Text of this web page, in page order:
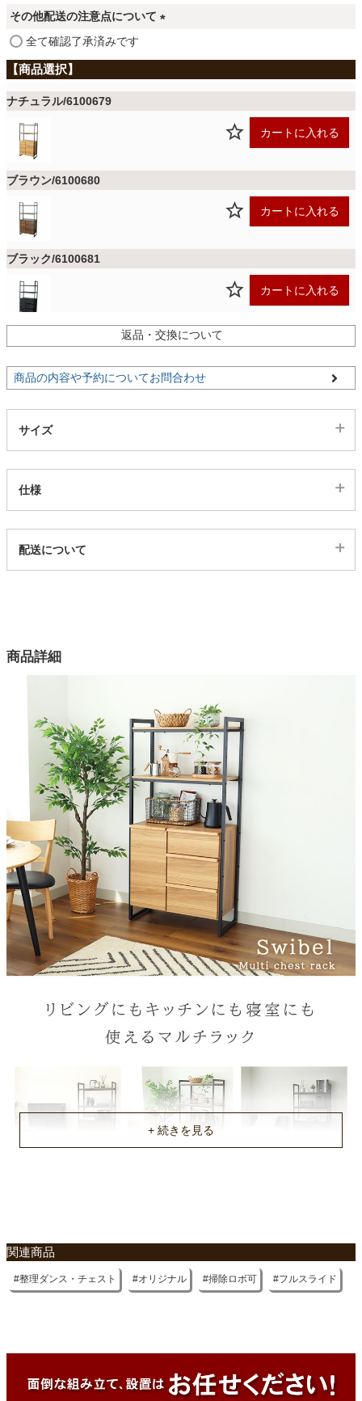
カーテン
ラグ
収納用品
インテリア雑貨
その他配送の注意点について
必
須
)
全て確認了承済みです
ナチュラル/6100679
カートに入れる
ブラウン/6100680
カートに入れる
ブラック/6100681
カートに入れる
返品・交換について
商品の内容や予約についてお問合わせ
サイズ
仕様
6100679
3色
強化シート
枠組み
スチール
機能１
フルオープンスライドレール
機能２
箱組構造
機能３
棚板の高さ調節が可能
耐荷重（棚部分）
梱包サイズ
約70.5x36.7x1.5(cm)
組立説明書(PDF)
配送について
商品詳細
関連商品
整理ダンス・チェスト オリジナル 掃除ロボ可 フルスライド